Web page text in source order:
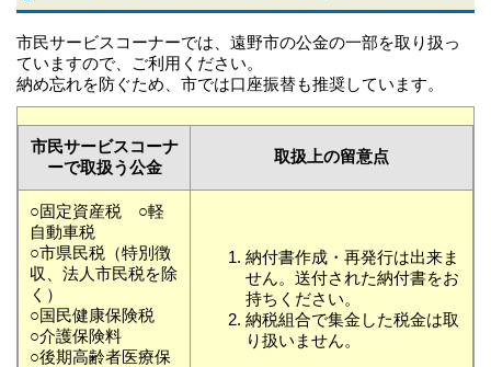
市民サービスコーナーでは、遠野市の公金の一部を取り扱っ
ていますので、ご利用ください。
納め忘れを防ぐため、市では口座振替も推奨しています。
市民サービスコーナ
ーで取扱う公金
取扱上の留意点
○固定資産税 ○軽
自動車税
○市県民税（特別徴
収、法人市民税を除
く）
○国民健康保険税
○介護保険料
○後期高齢者医療保
納付書作成・再発行は出来ま
せん。送付された納付書をお
持ちください。
納税組合で集金した税金は取
り扱いません。